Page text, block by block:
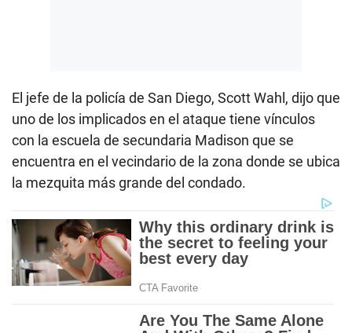
El jefe de la policía de San Diego, Scott Wahl, dijo que
uno de los implicados en el ataque tiene vínculos
con la escuela de secundaria Madison que se
encuentra en el vecindario de la zona donde se ubica
la mezquita más grande del condado.